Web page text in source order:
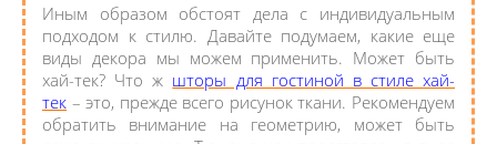
Иным образом обстоят дела с индивидуальным
подходом к стилю. Давайте подумаем, какие еще
виды декора мы можем применить. Может быть
хай-тек? Что ж шторы для гостиной в стиле хай-
тек – это, прежде всего рисунок ткани. Рекомендуем
обратить внимание на геометрию, может быть